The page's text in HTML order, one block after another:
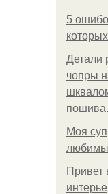
5
Детали
чопры
пошива.
Моя
Привет